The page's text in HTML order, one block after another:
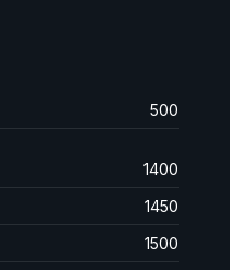
500
1400
1450
1500